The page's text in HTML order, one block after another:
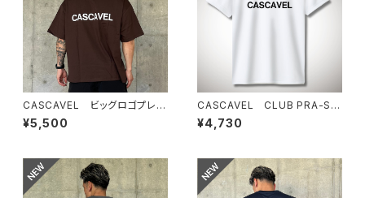
CASCAVEL ビッグロゴプレミ
アムボックスTEE ダークチョコ
レート
¥5,500
CASCAVEL CLUB PRA-SHI
RT ホワイト
¥4,730